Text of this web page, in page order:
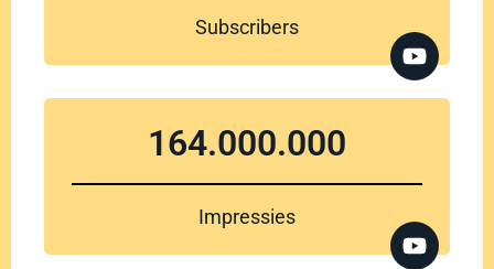
Subscribers
164.000.000
Impressies